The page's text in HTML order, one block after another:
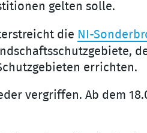
gelten solle.
die NI-
errichten.
vergriffen. Ab dem